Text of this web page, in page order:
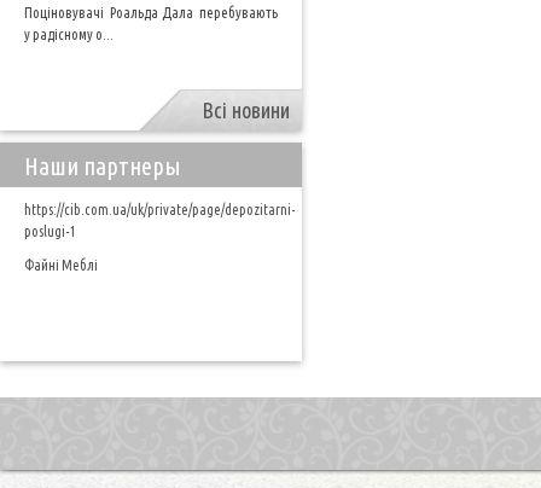
Поціновувачі Роальда Дала перебувають
у радісному о...
Всі новини
Наши партнеры
https://cib.com.ua/uk/private/page/depozitarni-
poslugi-1
Файні Меблі